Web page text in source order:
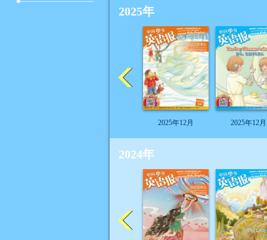
2025年
2025年12月 2025年12月
2024年